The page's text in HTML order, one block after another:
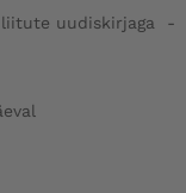
uudiskirjaga -